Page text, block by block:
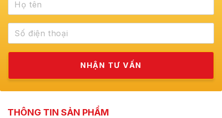
THÔNG TIN SẢN PHẨM